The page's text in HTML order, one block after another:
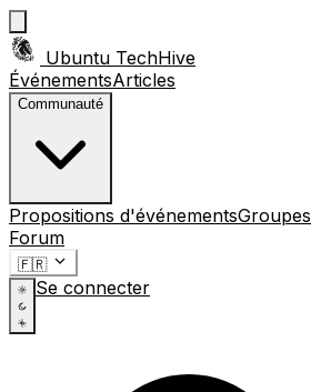
Ubuntu TechHive
ÉvénementsArticles
Communauté
Propositions d'événementsGroupes
Forum
🇫🇷
Se connecter